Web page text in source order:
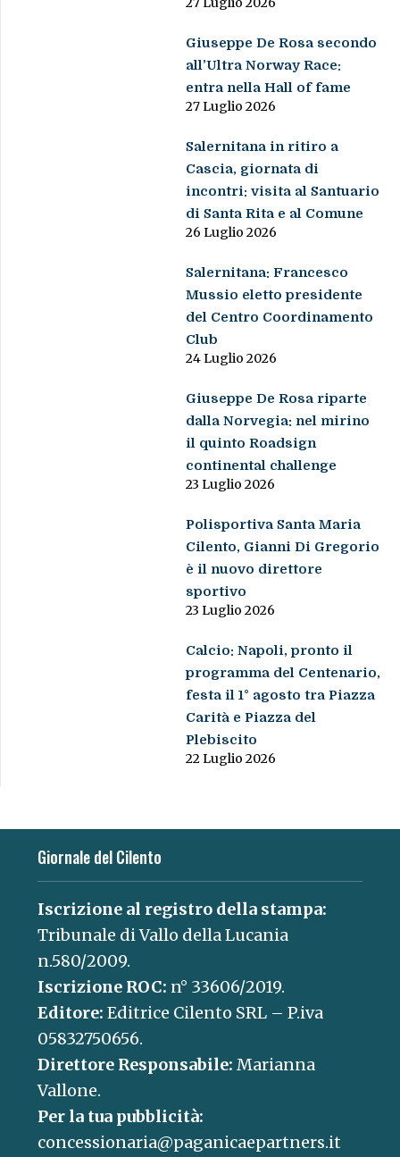
Giuseppe De Rosa secondo
all’Ultra Norway Race:
entra nella Hall of fame
27 Luglio 2026
Salernitana in ritiro a
Cascia, giornata di
incontri: visita al Santuario
di Santa Rita e al Comune
26 Luglio 2026
Salernitana: Francesco
Mussio eletto presidente
del Centro Coordinamento
Club
24 Luglio 2026
Giuseppe De Rosa riparte
dalla Norvegia: nel mirino
il quinto Roadsign
continental challenge
23 Luglio 2026
Polisportiva Santa Maria
Cilento, Gianni Di Gregorio
è il nuovo direttore
sportivo
23 Luglio 2026
Calcio: Napoli, pronto il
programma del Centenario,
festa il 1° agosto tra Piazza
Carità e Piazza del
Plebiscito
22 Luglio 2026
Giornale del Cilento
Iscrizione al registro della stampa:
Tribunale di Vallo della Lucania
n.580/2009.
Iscrizione ROC: n° 33606/2019.
Editore: Editrice Cilento SRL – P.iva
05832750656.
Direttore Responsabile: Marianna
Vallone.
Per la tua pubblicità:
concessionaria@paganicaepartners.it